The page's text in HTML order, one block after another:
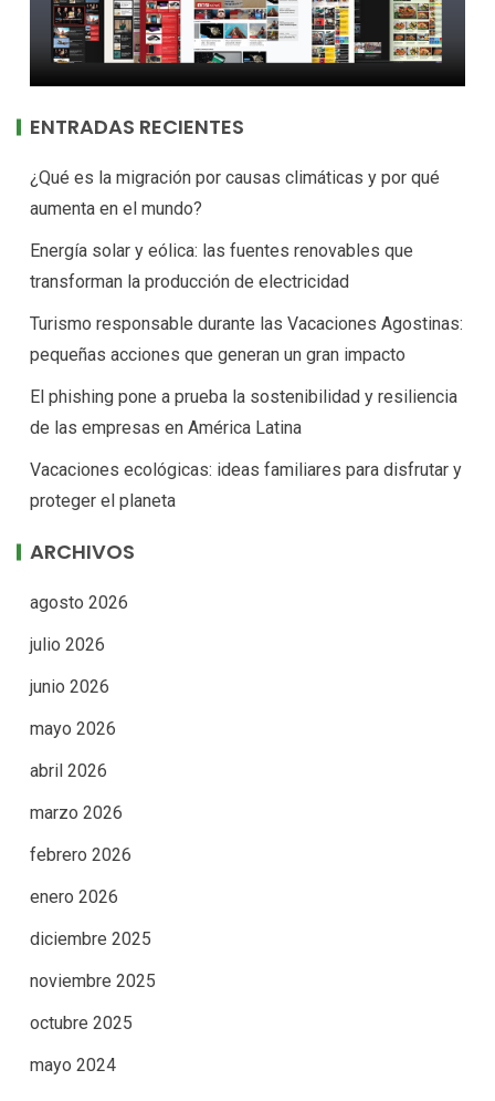
ENTRADAS RECIENTES
¿Qué es la migración por causas climáticas y por qué
aumenta en el mundo?
Energía solar y eólica: las fuentes renovables que
transforman la producción de electricidad
Turismo responsable durante las Vacaciones Agostinas:
pequeñas acciones que generan un gran impacto
El phishing pone a prueba la sostenibilidad y resiliencia
de las empresas en América Latina
Vacaciones ecológicas: ideas familiares para disfrutar y
proteger el planeta
ARCHIVOS
agosto 2026
julio 2026
junio 2026
mayo 2026
abril 2026
marzo 2026
febrero 2026
enero 2026
diciembre 2025
noviembre 2025
octubre 2025
mayo 2024